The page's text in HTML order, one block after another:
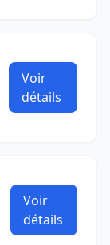
Voir
détails
Voir
détails